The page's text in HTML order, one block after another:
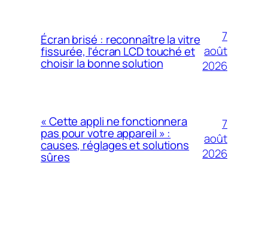
Écran brisé : reconnaître la vitre
fissurée, l’écran LCD touché et
choisir la bonne solution
7
août
2026
« Cette appli ne fonctionnera
pas pour votre appareil » :
causes, réglages et solutions
sûres
7
août
2026